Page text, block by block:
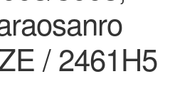
/ 2461H5